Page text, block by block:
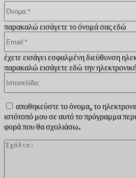
παρακαλώ εισάγετε το όνομά σας εδώ
έχετε εισάγει εσφαλμένη διεύθυνση
παρακαλώ εισάγετε εδώ την
αποθηκεύστε το όνομα, το
ιστότοπό μου σε αυτό το πρόγραμμα
φορά που θα σχολιάσω.